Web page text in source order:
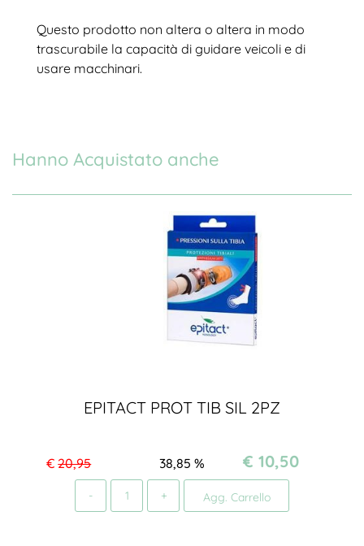
Questo prodotto non altera o altera in modo
trascurabile la capacità di guidare veicoli e di
usare macchinari.
Hanno Acquistato anche
EPITACT PROT TIB SIL 2PZ
€ 20,95 %
38,85 € 10,50
Agg. Carrello